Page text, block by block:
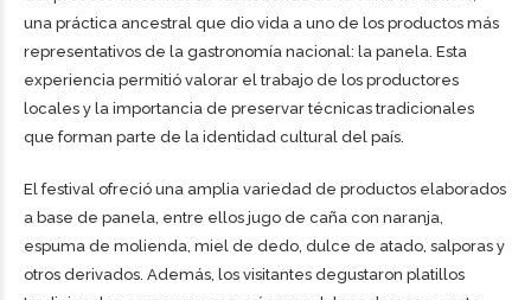
una práctica ancestral que dio vida a uno de los productos más
representativos de la gastronomía nacional: la panela. Esta
experiencia permitió valorar el trabajo de los productores
locales y la importancia de preservar técnicas tradicionales
que forman parte de la identidad cultural del país.
El festival ofreció una amplia variedad de productos elaborados
a base de panela, entre ellos jugo de caña con naranja,
espuma de molienda, miel de dedo, dulce de atado, salporas y
otros derivados. Además, los visitantes degustaron platillos